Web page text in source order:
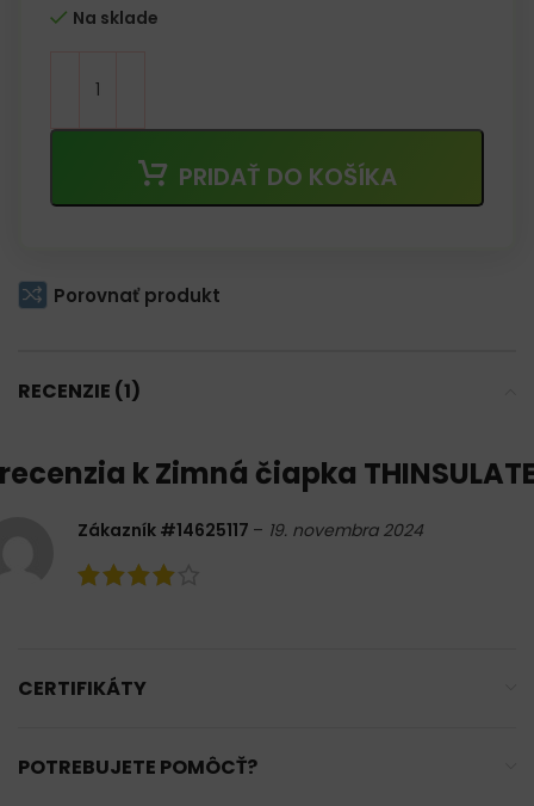
Na sklade
PRIDAŤ DO KOŠÍKA
Porovnať produkt
RECENZIE (1)
recenzia kZimná čiapka
Zákazník #14625117 – 19. novembra 2024
CERTIFIKÁTY
POTREBUJETE POMÔCŤ?